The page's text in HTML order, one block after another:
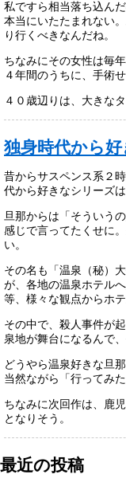
私ですら相当落ち込ん
本当にいたたまれない
り行くべきなんだね。
ちなみにその女性は毎
４年間のうちに、手術
４０歳辺りは、大きな
独身時代から
昔からサスペンス系２
代から好きなシリーズ
旦那からは「そういう
感じで言ってたくせに
い。
その名も「温泉（秘）
が、各地の温泉ホテル
等、様々な観点からホ
その中で、殺人事件が
泉地が舞台になるんで
どうやら温泉好きな旦
当然ながら「行ってみた
ちなみに次回作は、鹿
となりそう。
最近の投稿